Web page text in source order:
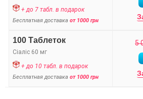
+ до 7 табл. в подарок
Бесплатная доставкаот 1000 грн
100 Таблеток
Сіаліс 60 мг
+ до 10 табл. в подарок
Бесплатная доставкаот 1000 грн
5